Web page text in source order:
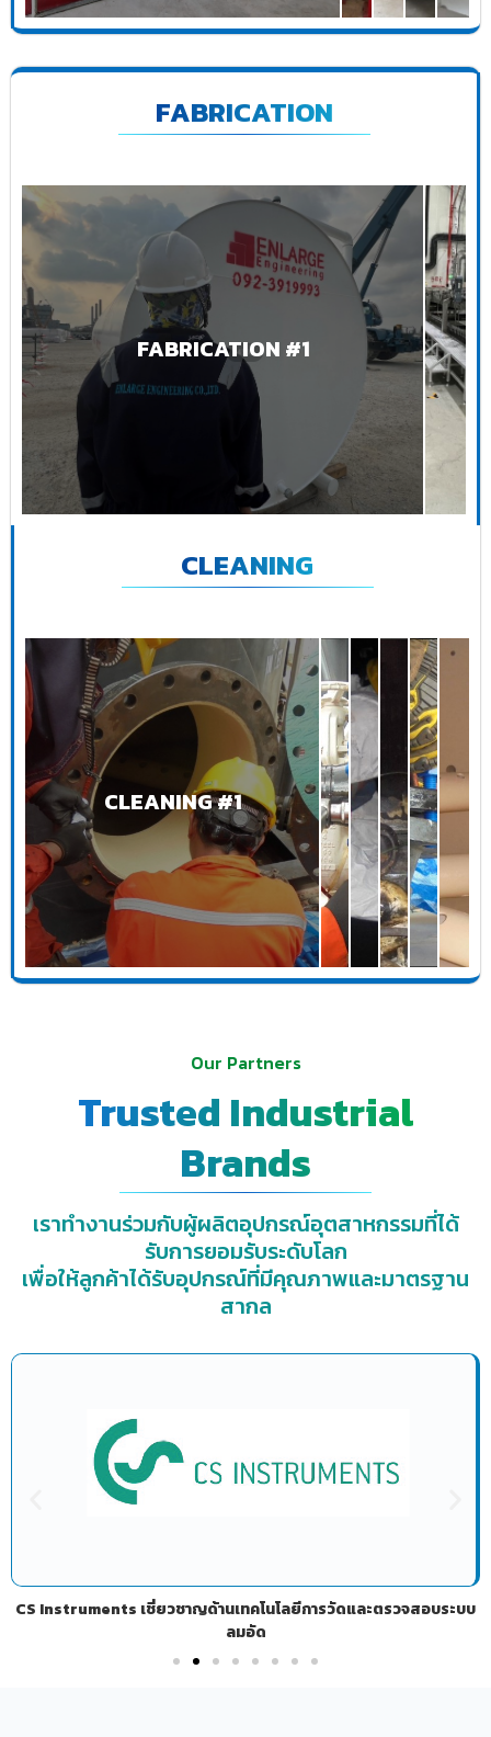
FABRICATION
FABRICATION #1
CLEANING
CLEANING #1
Our Partners
Trusted Industrial
Brands
เราทำงานร่วมกับผู้ผลิตอุปกรณ์อุตสาหกรรมที่ได้
รับการยอมรับระดับโลก
เพื่อให้ลูกค้าได้รับอุปกรณ์ที่มีคุณภาพและมาตรฐาน
สากล
CS Instruments เชี่ยวชาญด้านเทคโนโลยีการวัดและตรวจสอบระบบ
ลมอัด